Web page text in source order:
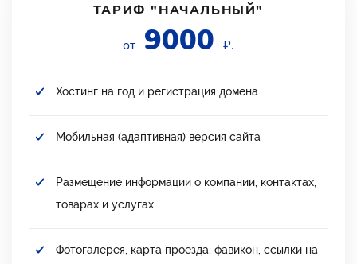
ТАРИФ "НАЧАЛЬНЫЙ"
от 9000 ₽.
Хостинг на год и регистрация домена
Мобильная (адаптивная) версия сайта
Размещение информации о компании, контактах,
товарах и услугах
Фотогалерея, карта проезда, фавикон, ссылки на